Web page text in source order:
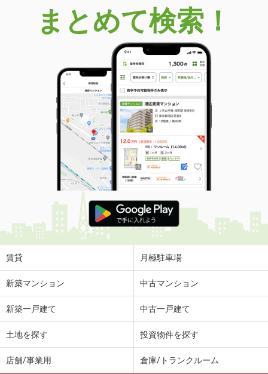
まとめて検索！
賃貸 月極駐車場
新築マンション 中古マンション
新築一戸建て 中古一戸建て
土地を探す 投資物件を探す
店舗/事業用 倉庫/トランクルーム